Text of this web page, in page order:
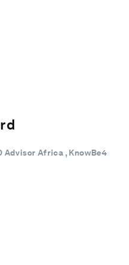
Advisor Africa , KnowBe4